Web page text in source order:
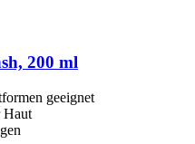
200 ml
geeignet
Haut